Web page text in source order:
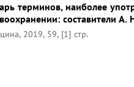
терминов, наиболее
составители А.
2019, 59, [1] стр.